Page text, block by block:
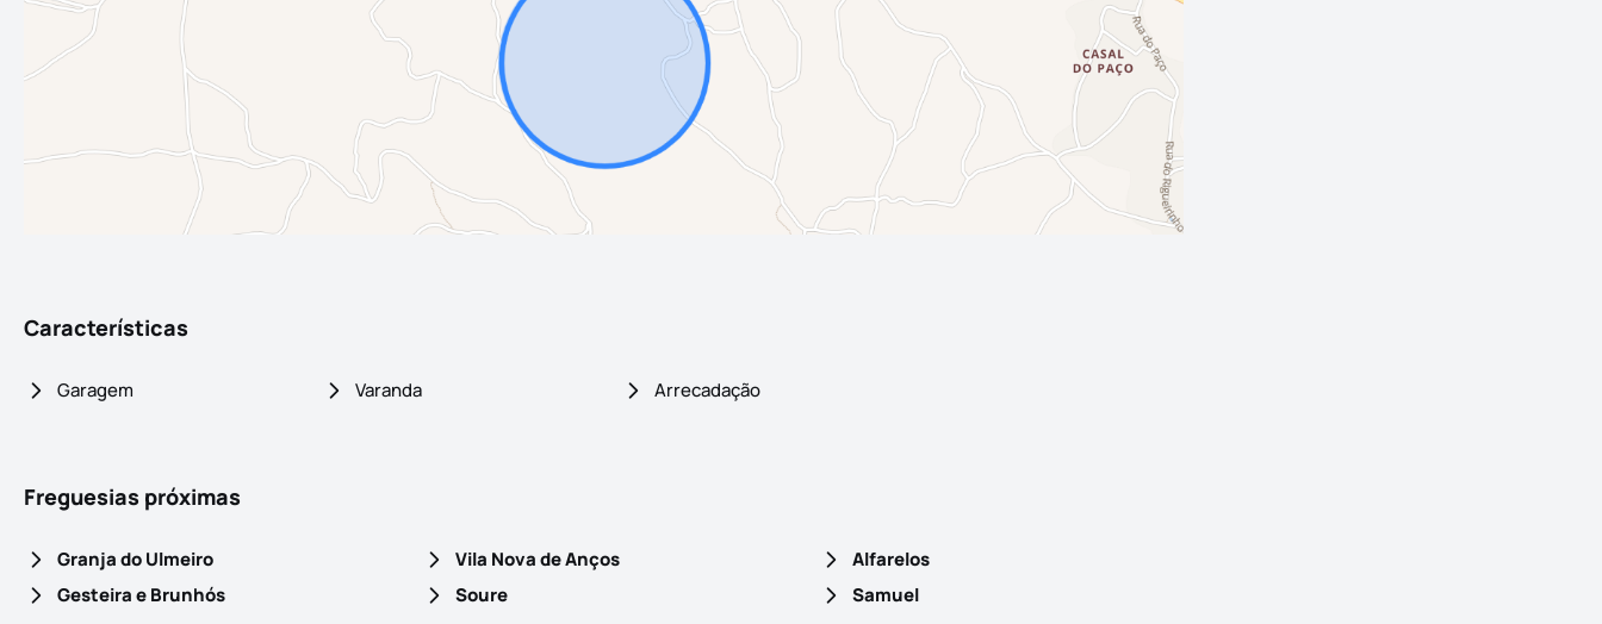
Características
Garagem Varanda Arrecadação
Freguesias próximas
Granja do Ulmeiro Vila Nova de Anços
Alfarelos
Gesteira e Brunhós
Soure Samuel